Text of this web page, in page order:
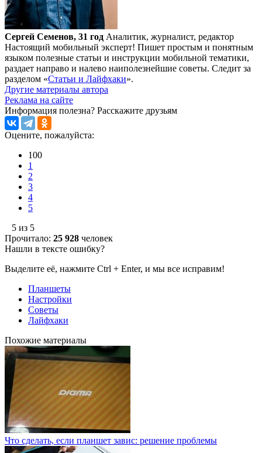
Сергей Семенов, 31 год Аналитик, журналист, редактор
Настоящий мобильный эксперт! Пишет простым и понятным
языком полезные статьи и инструкции мобильной тематики,
раздает направо и налево наиполезнейшие советы. Следит за
разделом «Статьи и Лайфхаки».
Другие материалы автора
Реклама на сайте
Информация полезна? Расскажите друзьям
Оцените, пожалуйста:
100
1
2
3
4
5
5 из 5
Прочитало: 25 928 человек
Нашли в тексте ошибку?
Выделите её, нажмите Ctrl + Enter, и мы все исправим!
Планшеты
Настройки
Советы
Лайфхаки
Похожие материалы
Что сделать, если планшет завис: решение проблемы